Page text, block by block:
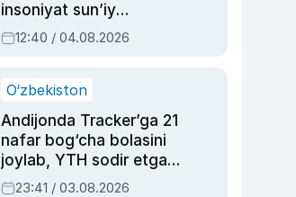
insoniyat sun’iy
intellektni boshqara
olmay qolishidan xavotir
12:40 / 04.08.2026
O‘zbekiston
Andijonda Tracker’ga 21
nafar bog‘cha bolasini
joylab, YTH sodir etgan
ayolga sud hukmi o‘qildi
23:41 / 03.08.2026